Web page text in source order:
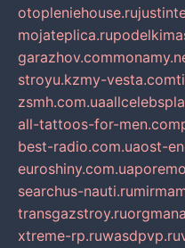
otopleniehouse.ru
mojateplica.ru
garazhov.com
stroyu.kzmy-vesta.com
zsmh.com.ua
all-tattoos-for-men.com
best-radio.com.uaost-
euroshiny.com.ua
searchus-nauti.ru
transgazstroy.ru
xtreme-rp.ruwasdpvp.ru